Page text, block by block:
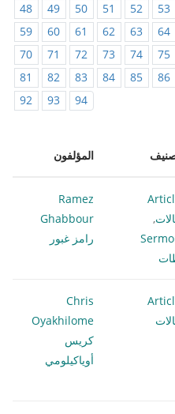
48
49 50 51 52 53
59
60 61 62 63 64
70
71 72 73 74 75
81
82 83 84 85 86
92
93 94
المؤلفون
,
Ramez
Ghabbour
رامز غبور
Chris
Oyakhilome
كريس
أوياكيلومي